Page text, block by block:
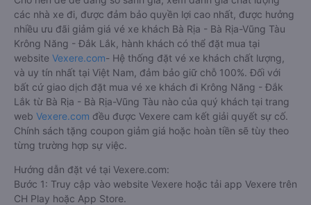
các nhà xe đi, được đảm bảo quyền lợi cao nhất, được hưởng
nhiều ưu đãi giảm giá vé xe khách Bà Rịa - Bà Rịa-Vũng Tàu
Krông Năng - Đắk Lắk, hành khách có thể đặt mua tại
website Vexere.com- Hệ thống đặt vé xe khách chất lượng,
và uy tín nhất tại Việt Nam, đảm bảo giữ chỗ 100%. Đối với
bất cứ giao dịch đặt mua vé xe khách đi Krông Năng - Đắk
Lắk từ Bà Rịa - Bà Rịa-Vũng Tàu nào của quý khách tại trang
web Vexere.com đều được Vexere cam kết giải quyết sự cố.
Chính sách tặng coupon giảm giá hoặc hoàn tiền sẽ tùy theo
từng trường hợp sự việc.
Hướng dẫn đặt vé tại Vexere.com:
Bước 1: Truy cập vào website Vexere hoặc tải app Vexere trên
CH Play hoặc App Store.